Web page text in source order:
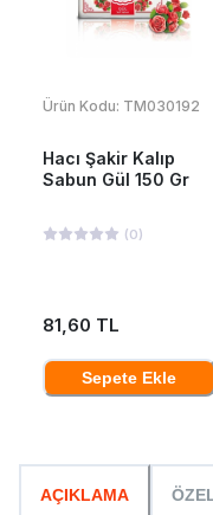
Ürün Kodu: TM030192
Hacı Şakir Kalıp
Sabun Gül 150 Gr
(0)
81,60 TL
Sepete Ekle
AÇIKLAMA